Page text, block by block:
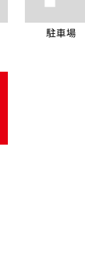
駐車場